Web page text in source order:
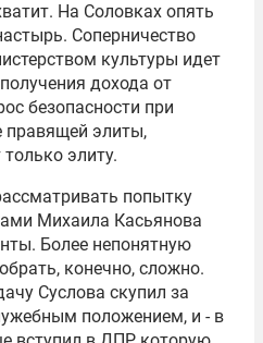
На Соловках опять
Соперничество
культуры идет
дохода от
безопасности при
правящей элиты,
только элиту.
попытку
Михаила Касьянова
Более непонятную
конечно, сложно.
Суслова скупил за
положением, и - в